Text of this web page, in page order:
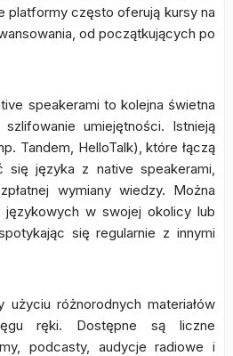
platformy często oferują kursy na
od początkujących po
speakerami to kolejna świetna
umiejętności. Istnieją
Tandem, HelloTalk), które łączą
się języka z native speakerami,
wymiany wiedzy. Można
językowych w swojej okolicy lub
się regularnie z innymi
użyciu różnorodnych materiałów
ręki. Dostępne są liczne
podcasty, audycje radiowe i